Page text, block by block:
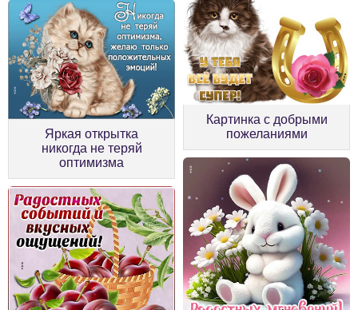
Яркая открытка
никогда не теряй
оптимизма
Картинка с добрыми
пожеланиями